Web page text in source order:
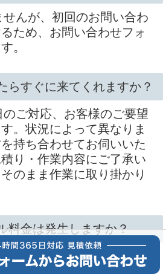
んが、初回のお問い合わ
ため、お問い合わせフォ
。
らすぐに来てくれますか？
ご対応、お客様のご要望
。状況によって異なりま
持ち合わせてお伺いいた
り・作業内容にご了承い
のまま作業に取り掛かり
料金は発生しますか？
キャンセルはキャンセル